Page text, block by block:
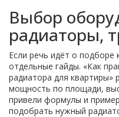
Выбор
радиаторы,
Если речь идёт о подборе
отдельные гайды. «Как
радиатора для квартиры»
мощность по площади,
привели формулы и
подобрать нужный